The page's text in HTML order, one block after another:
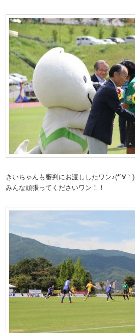
きいちゃんも審判にお渡ししたワン♪(*´∀｀)
みんな頑張ってくださいワン！！